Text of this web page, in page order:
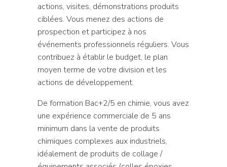
actions, visites, démonstrations produits
ciblées. Vous menez des actions de
prospection et participez à nos
événements professionnels réguliers. Vous
contribuez à établir le budget, le plan
moyen terme de votre division et les
actions de développement.
De formation Bac+2/5 en chimie, vous avez
une expérience commerciale de 5 ans
minimum dans la vente de produits
chimiques complexes aux industriels,
idéalement de produits de collage /